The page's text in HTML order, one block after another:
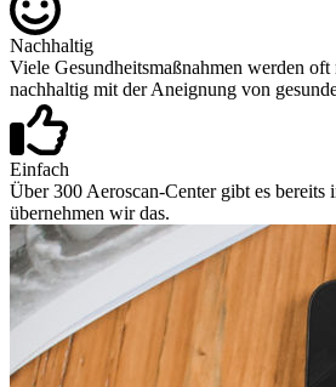
Nachhaltig
Viele Gesundheitsmaßnahmen werden
nachhaltig mit der Aneignung von
Einfach
Über 300 Aeroscan-Center gibt es
übernehmen wir das.